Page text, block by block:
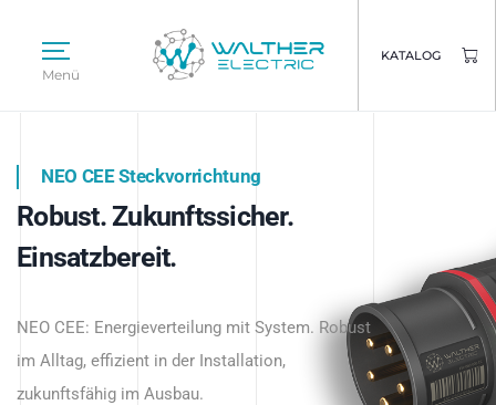
Menü
KATALOG
Intelligente Stromverteilung
beginnt hier.
NEO CEE Steckvorrichtung
Robust. Zukunftssicher.
Einsatzbereit.
NEO CEE: Energieverteilung mit System. Robust
im Alltag, effizient in der Installation,
zukunftsfähig im Ausbau.
Intelligenz trifft Energie.
Anwendungen – robust, IP-geschützt und
zukunftsfähig.